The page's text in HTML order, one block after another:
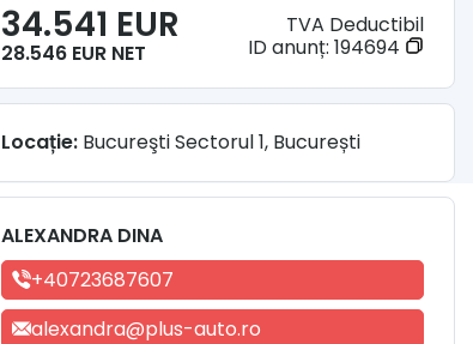
34.541 EUR
28.546 EUR NET
TVA Deductibil
ID anunț: 194694
Locație: Bucureşti Sectorul 1, București
ALEXANDRA DINA
+40723687607
alexandra@plus-auto.ro